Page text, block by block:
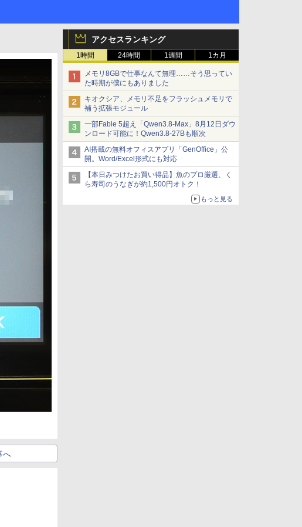
アクセスランキング
1時間 24時間 1週間 1カ月
メモリ8GBで仕事なんて無理……そう思ってい
た時期が僕にもありました
キオクシア、メモリ不足をフラッシュメモリで
補う拡張モジュール
一部Fable 5超え「Qwen3.8-Max」8月12日ダウ
ンロード可能に！Qwen3.8-27Bも順次
AI搭載の無料オフィスアプリ「GenOffice」公
開。Word/Excel形式にも対応
【本日みつけたお買い得品】魚のプロ厳選、く
ら寿司のうなぎが約1,500円オトク！
もっと見る
へ